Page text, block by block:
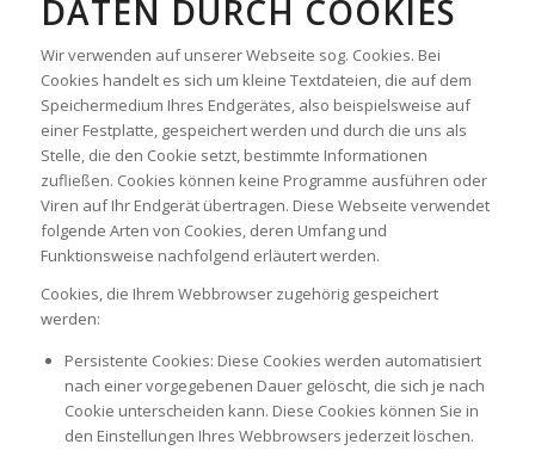
DATEN DURCH COOKIES
Wir verwenden auf unserer Webseite sog. Cookies. Bei
Cookies handelt es sich um kleine Textdateien, die auf dem
Speichermedium Ihres Endgerätes, also beispielsweise auf
einer Festplatte, gespeichert werden und durch die uns als
Stelle, die den Cookie setzt, bestimmte Informationen
zufließen. Cookies können keine Programme ausführen oder
Viren auf Ihr Endgerät übertragen. Diese Webseite verwendet
folgende Arten von Cookies, deren Umfang und
Funktionsweise nachfolgend erläutert werden.
Cookies, die Ihrem Webbrowser zugehörig gespeichert
werden:
Persistente Cookies: Diese Cookies werden automatisiert
nach einer vorgegebenen Dauer gelöscht, die sich je nach
Cookie unterscheiden kann. Diese Cookies können Sie in
den Einstellungen Ihres Webbrowsers jederzeit löschen.